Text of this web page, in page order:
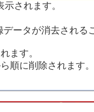
されます。
ータが消去される
ます。
順に削除されます。